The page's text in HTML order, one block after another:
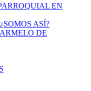
EN
ASÍ?
DE